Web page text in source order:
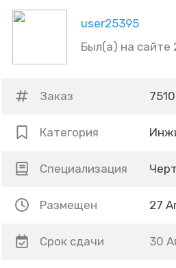
user25395
Был(а) на сайте
Заказ 7510
Категория
Специализация
Размещен 27
Срок сдачи 30